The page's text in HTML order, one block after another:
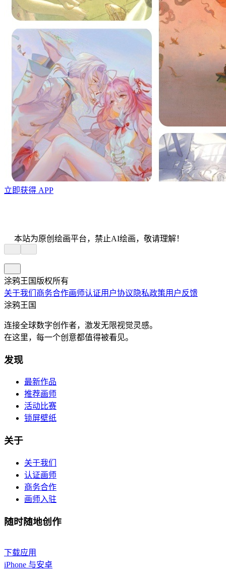
立即获得 APP
本站为原创绘画平台，禁止AI绘画，敬请理解！
涂鸦王国版权所有
关于我们 商务合作画师认证用户协议 隐私政策用户反馈
涂鸦王国
连接全球数字创作者，激发无限视觉灵感。
在这里，每一个创意都值得被看见。
发现
最新作品
推荐画师
活动比赛
锁屏壁纸
关于
关于我们
认证画师
商务合作
画师入驻
随时随地创作
下载应用
iPhone 与安卓